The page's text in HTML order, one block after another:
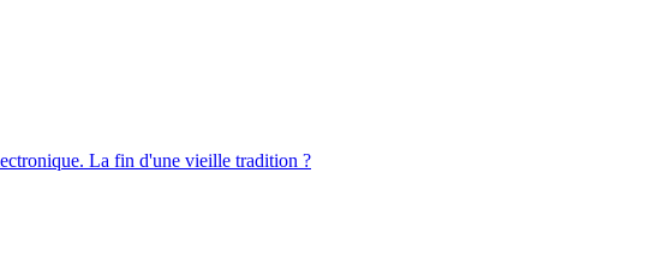
La fin d'une vieille tradition ?